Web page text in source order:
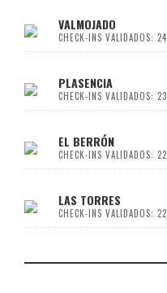
VALMOJADO
CHECK-INS VALIDADOS: 24
PLASENCIA
CHECK-INS VALIDADOS: 23
EL BERRÓN
CHECK-INS VALIDADOS: 22
LAS TORRES
CHECK-INS VALIDADOS: 22